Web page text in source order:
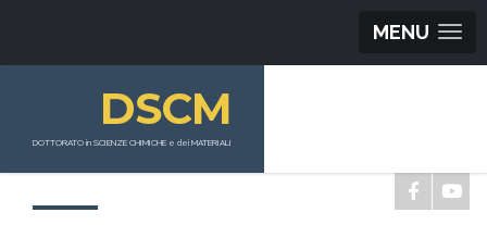
MENU
DSCM
DOTTORATO in SCIENZE CHIMICHE e dei MATERIALI